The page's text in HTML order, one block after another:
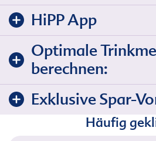
HiPP App
Optimale
berechnen:
Exklusive Spar-
Häufig